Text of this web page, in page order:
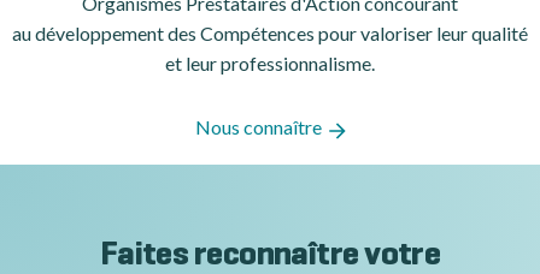
au développement des Compétences pour valoriser leur qualité
et leur professionnalisme.
Nous connaître
Faites reconnaître votre